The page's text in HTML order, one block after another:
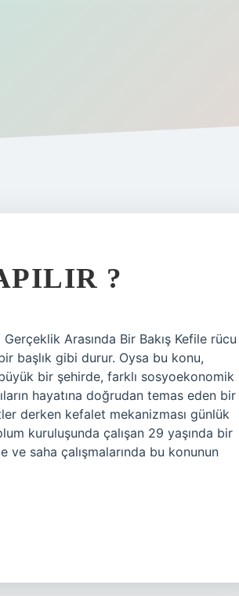
?
Arasında Bir Bakış Kefile rücu
başlık gibi durur. Oysa bu konu,
bir şehirde, farklı sosyoekonomik
hayatına doğrudan temas eden bir
derken kefalet mekanizması günlük
kuruluşunda çalışan 29 yaşında bir
saha çalışmalarında bu konunun